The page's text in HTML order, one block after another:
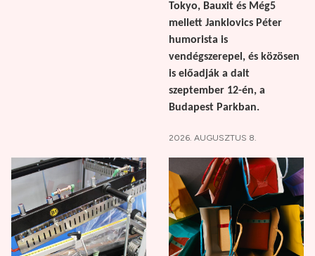
Tokyo, Bauxit és Még5
mellett Janklovics Péter
humorista is
vendégszerepel, és közösen
is előadják a dalt
szeptember 12-én, a
Budapest Parkban.
2026. AUGUSZTUS 8.